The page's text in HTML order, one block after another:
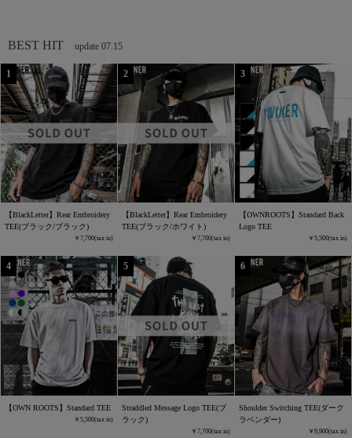
BEST HIT update 07.15
【BlackLetter】Rear Embroidery
TEE(ブラック/ブラック)
7,700
【BlackLetter】Rear Embroidery
TEE(ブラック/ホワイト)
7,700
【OWNROOTS】Standard Back
Logo TEE
5,500
【OWN ROOTS】Standard TEE
5,500
Straddled Message Logo TEE(ブ
ラック)
7,700
Shoulder Switching TEE(ダーク
ラベンダー)
9,900